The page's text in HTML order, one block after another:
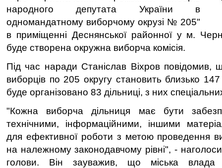
народного депутата України в
одномандатному виборчому окрузі № 205"
в приміщенні Деснянської районної у м.
буде створена окружна виборча комісія.
Під час наради Станіслав Віхров повідомив,
виборців по 205 округу становить близько
буде організовано 83 дільниці, з них
"Кожна виборча дільниця має бути
технічними, інформаційними, іншими
для ефективної роботи з метою проведення
на належному законодавчому рівні", -
голови. Він зауважив, що міська влада